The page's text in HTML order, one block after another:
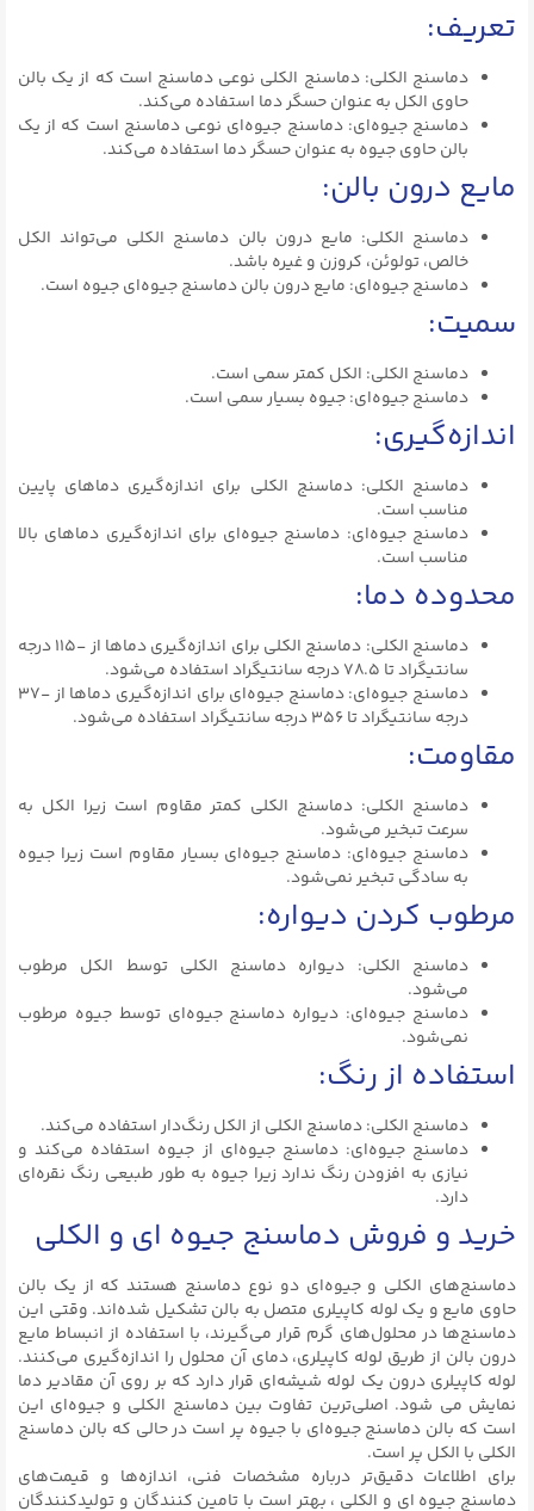
تعریف:
دماسنج الکلی: دماسنج الکلی نوعی دماسنج است که از یک بالن
حاوی الکل به عنوان حسگر دما استفاده می‌کند.
دماسنج جیوه‌ای: دماسنج جیوه‌ای نوعی دماسنج است که از یک
بالن حاوی جیوه به عنوان حسگر دما استفاده می‌کند.
مایع درون بالن:
دماسنج الکلی: مایع درون بالن دماسنج الکلی می‌تواند الکل
خالص، تولوئن، کروزن و غیره باشد.
دماسنج جیوه‌ای: مایع درون بالن دماسنج جیوه‌ای جیوه است.
سمیت:
دماسنج الکلی: الکل کمتر سمی است.
دماسنج جیوه‌ای: جیوه بسیار سمی است.
اندازه‌گیری:
دماسنج الکلی: دماسنج الکلی برای اندازه‌گیری دماهای پایین
مناسب است.
دماسنج جیوه‌ای: دماسنج جیوه‌ای برای اندازه‌گیری دماهای بالا
مناسب است.
محدوده دما:
دماسنج الکلی: دماسنج الکلی برای اندازه‌گیری دماها از -۱۱۵ درجه
سانتیگراد تا ۷۸.۵ درجه سانتیگراد استفاده می‌شود.
دماسنج جیوه‌ای: دماسنج جیوه‌ای برای اندازه‌گیری دماها از -۳۷
درجه سانتیگراد تا ۳۵۶ درجه سانتیگراد استفاده می‌شود.
مقاومت:
دماسنج الکلی: دماسنج الکلی کمتر مقاوم است زیرا الکل به
سرعت تبخیر می‌شود.
دماسنج جیوه‌ای: دماسنج جیوه‌ای بسیار مقاوم است زیرا جیوه
به سادگی تبخیر نمی‌شود.
مرطوب کردن دیواره:
دماسنج الکلی: دیواره دماسنج الکلی توسط الکل مرطوب
می‌شود.
دماسنج جیوه‌ای: دیواره دماسنج جیوه‌ای توسط جیوه مرطوب
نمی‌شود.
استفاده از رنگ:
دماسنج الکلی: دماسنج الکلی از الکل رنگ‌دار استفاده می‌کند.
دماسنج جیوه‌ای: دماسنج جیوه‌ای از جیوه استفاده می‌کند و
نیازی به افزودن رنگ ندارد زیرا جیوه به طور طبیعی رنگ نقره‌ای
دارد.
خرید و فروش دماسنج جیوه ای و الکلی
دماسنج‌های الکلی و جیوه‌ای دو نوع دماسنج هستند که از یک بالن
حاوی مایع و یک لوله کاپیلری متصل به بالن تشکیل شده‌اند. وقتی این
دماسنج‌ها در محلول‌های گرم قرار می‌گیرند، با استفاده از انبساط مایع
درون بالن از طریق لوله کاپیلری، دمای آن محلول را اندازه‌گیری می‌کنند.
لوله کاپیلری درون یک لوله شیشه‌ای قرار دارد که بر روی آن مقادیر دما
نمایش می شود. اصلی‌ترین تفاوت بین دماسنج الکلی و جیوه‌ای این
است که بالن دماسنج جیوه‌ای با جیوه پر است در حالی که بالن دماسنج
الکلی با الکل پر است.
برای اطلاعات دقیق‌تر درباره مشخصات فنی، اندازه‌ها و قیمت‌های
دماسنج جیوه ای و الکلی ، بهتر است با تامین کنندگان و تولیدکنندگان